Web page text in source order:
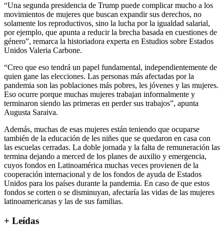
“Una segunda presidencia de Trump puede complicar mucho a los
movimientos de mujeres que buscan expandir sus derechos, no
solamente los reproductivos, sino la lucha por la igualdad salarial,
por ejemplo, que apunta a reducir la brecha basada en cuestiones de
género”, remarca la historiadora experta en Estudios sobre Estados
Unidos Valeria Carbone.
“Creo que eso tendrá un papel fundamental, independientemente de
quien gane las elecciones. Las personas más afectadas por la
pandemia son las poblaciones más pobres, les jóvenes y las mujeres.
Eso ocurre porque muchas mujeres trabajan informalmente y
terminaron siendo las primeras en perder sus trabajos”, apunta
Augusta Saraiva.
Además, muchas de esas mujeres están teniendo que ocuparse
también de la educación de les niñes que se quedaron en casa con
las escuelas cerradas. La doble jornada y la falta de remuneración las
termina dejando a merced de los planes de auxilio y emergencia,
cuyos fondos en Latinoamérica muchas veces provienen de la
cooperación internacional y de los fondos de ayuda de Estados
Unidos para los países durante la pandemia. En caso de que estos
fondos se corten o se disminuyan, afectaría las vidas de las mujeres
latinoamericanas y las de sus familias.
+ Leídas